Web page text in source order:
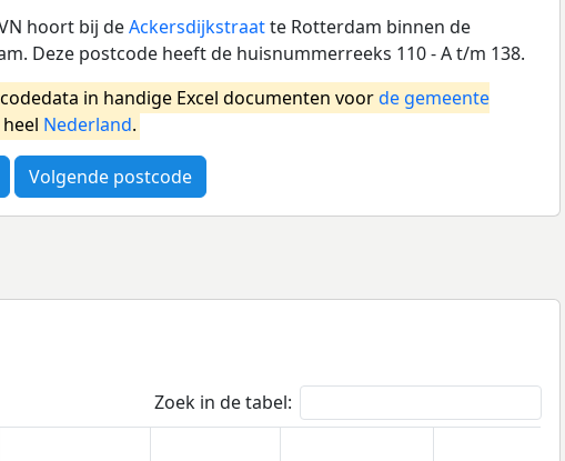
hoort bij deAckersdijkstraatte Rotterdam binnen de
Deze postcode heeft de huisnummerreeks 110 - A t/m 138.
in handige Excel documenten voorde gemeente
Nederland.
Volgende postcode
Zoek in de tabel: